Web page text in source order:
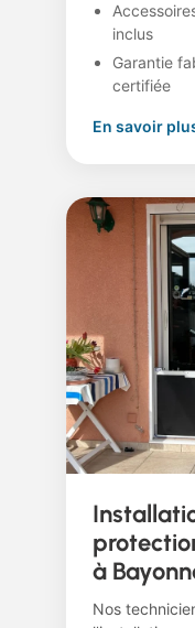
inclus
Garantie
certifiée
En savoir
à
Nos